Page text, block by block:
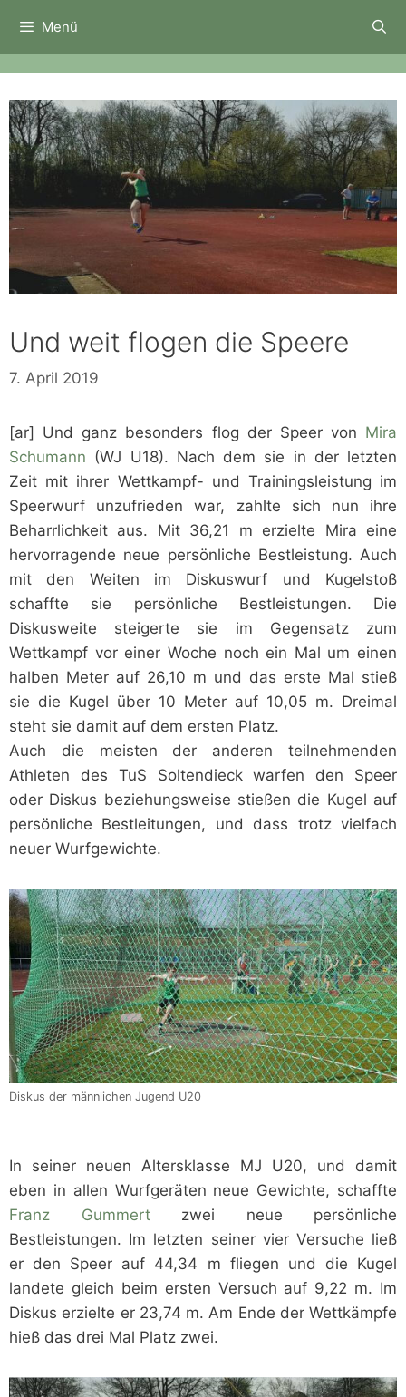
Inhalt
springen
Menü
Und weit flogen die Speere
7. April 2019
[ar] Und ganz besonders flog der Speer von Mira
Schumann (WJ U18). Nach dem sie in der letzten
Zeit mit ihrer Wettkampf- und Trainingsleistung im
Speerwurf unzufrieden war, zahlte sich nun ihre
Beharrlichkeit aus. Mit 36,21 m erzielte Mira eine
hervorragende neue persönliche Bestleistung. Auch
mit den Weiten im Diskuswurf und Kugelstoß
schaffte sie persönliche Bestleistungen. Die
Diskusweite steigerte sie im Gegensatz zum
Wettkampf vor einer Woche noch ein Mal um einen
halben Meter auf 26,10 m und das erste Mal stieß
sie die Kugel über 10 Meter auf 10,05 m. Dreimal
steht sie damit auf dem ersten Platz.
Auch die meisten der anderen teilnehmenden
Athleten des TuS Soltendieck warfen den Speer
oder Diskus beziehungsweise stießen die Kugel auf
persönliche Bestleitungen, und dass trotz vielfach
neuer Wurfgewichte.
Diskus der männlichen Jugend U20
In seiner neuen Altersklasse MJ U20, und damit
eben in allen Wurfgeräten neue Gewichte, schaffte
Franz Gummertzwei neue persönliche
Bestleistungen. Im letzten seiner vier Versuche ließ
er den Speer auf 44,34 m fliegen und die Kugel
landete gleich beim ersten Versuch auf 9,22 m. Im
Diskus erzielte er 23,74 m. Am Ende der Wettkämpfe
hieß das drei Mal Platz zwei.